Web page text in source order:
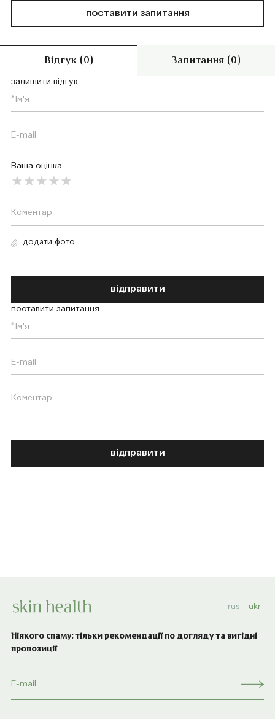
поставити запитання
Відгук (0) Запитання (0)
залишити відгук
Ваша оцінка
додати фото
відправити
поставити запитання
відправити
rus ukr
Ніякого спаму: тільки рекомендації по догляду та вигідні
пропозиції